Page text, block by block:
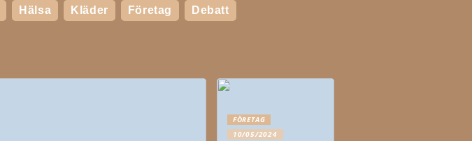
Hälsa Kläder Företag Debatt
FÖRETAG
10/05/2024